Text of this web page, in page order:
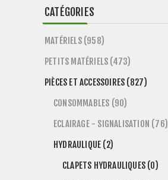
CATÉGORIES
MATÉRIELS (958)
PETITS MATÉRIELS (473)
PIÈCES ET ACCESSOIRES (827)
CONSOMMABLES (90)
ECLAIRAGE - SIGNALISATION (76)
HYDRAULIQUE (2)
CLAPETS HYDRAULIQUES (0)